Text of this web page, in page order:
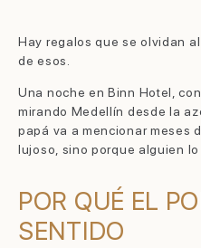
Hay regalos que se olvidan
de esos.
Una noche en Binn Hotel,
mirando Medellín desde la
papá va a mencionar meses
lujoso, sino porque alguien lo
POR QUÉ EL
SENTIDO